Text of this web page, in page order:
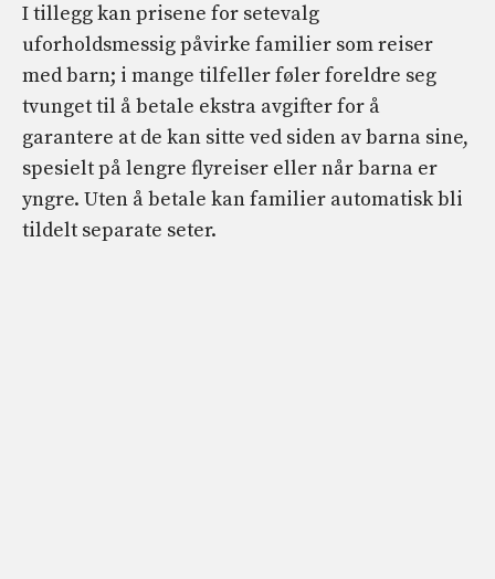
I tillegg kan prisene for setevalg
uforholdsmessig påvirke familier som reiser
med barn; i mange tilfeller føler foreldre seg
tvunget til å betale ekstra avgifter for å
garantere at de kan sitte ved siden av barna sine,
spesielt på lengre flyreiser eller når barna er
yngre. Uten å betale kan familier automatisk bli
tildelt separate seter.